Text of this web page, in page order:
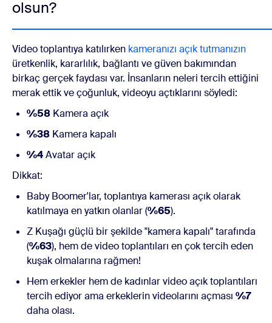
olsun?
Video toplantıya katılırken kameranızı açık tutmanızın
üretkenlik, kararlılık, bağlantı ve güven bakımından
birkaç gerçek faydası var. İnsanların neleri tercih ettiğini
merak ettik ve çoğunluk, videoyu açtıklarını söyledi:
%58 Kamera açık
%38 Kamera kapalı
%4Avatar açık
Dikkat:
Baby Boomer'lar, toplantıya kamerası açık olarak
katılmaya en yatkın olanlar (%65).
Z Kuşağı güçlü bir şekilde "kamera kapalı" tarafında
(%63), hem de video toplantıları en çok tercih eden
kuşak olmalarına rağmen!
Hem erkekler hem de kadınlar video açık toplantıları
tercih ediyor ama erkeklerin videolarını açması %7
daha olası.